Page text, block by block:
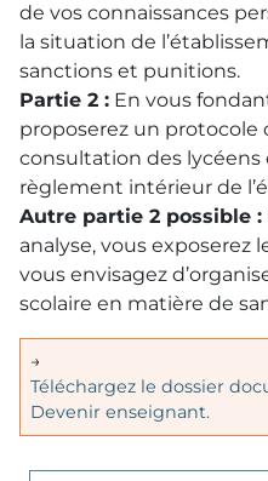
de vos connaissances
la situation de
sanctions et punitions.
Partie 2 : En vous
proposerez un protocole
consultation des
règlement intérieur de
Autre partie 2 possible :
analyse, vous exposerez
vous envisagez
scolaire en matière de
→
Téléchargez le dossier
Devenir enseignant.